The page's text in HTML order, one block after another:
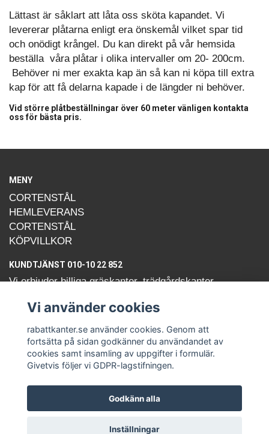
Lättast är såklart att låta oss sköta kapandet. Vi
levererar plåtarna enligt era önskemål vilket spar tid
och onödigt krångel. Du kan direkt på vår hemsida
beställa våra plåtar i olika intervaller om 20- 200cm.
Behöver ni mer exakta kap än så kan ni köpa till extra
kap för att få delarna kapade i de längder ni behöver.
Vid större plåtbeställningar över 60 meter vänligen kontakta
oss för bästa pris.
MENY
CORTENSTÅL
HEMLEVERANS
CORTENSTÅL
KÖPVILLKOR
KUNDTJÄNST 010-10 22 852
Vi erbjuder billiga gräskanter, trädgårdskanter,
Cortenplåt som skänker en härlig känsla i trädgården
© Copyright rabattkanter.se
Vi använder cookies
rabattkanter.se använder cookies. Genom att
fortsätta på sidan godkänner du användandet av
cookies samt insamling av uppgifter i formulär.
Givetvis följer vi GDPR-lagstifningen.
Godkänn alla
Inställningar